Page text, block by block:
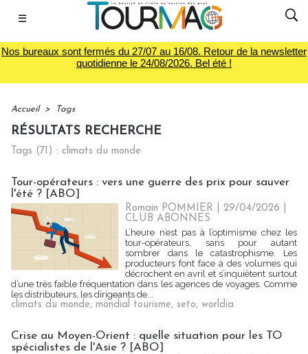
☰
Nos bureaux sont fermés du 27/07 au 16/08. Retour de la newsletter
quotidienne le 24/08/2026. Bel été !
Accueil > Tags
RÉSULTATS RECHERCHE
Tags (71) : climats du monde
Tour-opérateurs : vers une guerre des prix pour sauver
l'été ? [ABO]
Romain POMMIER | 29/04/2026
CLUB ABONNES
L’heure n’est pas à l’optimisme chez les
tour-opérateurs, sans pour autant
sombrer dans le catastrophisme. Les
producteurs font face à des volumes qui
décrochent en avril et s’inquiètent surtout
d’une très faible fréquentation dans les agences de voyages. Comme
les distributeurs, les dirigeants de...
climats du monde, mondial tourisme, seto, worldia
Crise au Moyen-Orient : quelle situation pour les TO
spécialistes de l'Asie ? [ABO]